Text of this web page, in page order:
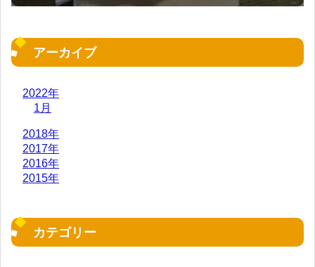
アーカイブ
2022年
1月
2018年
2017年
2016年
2015年
カテゴリー